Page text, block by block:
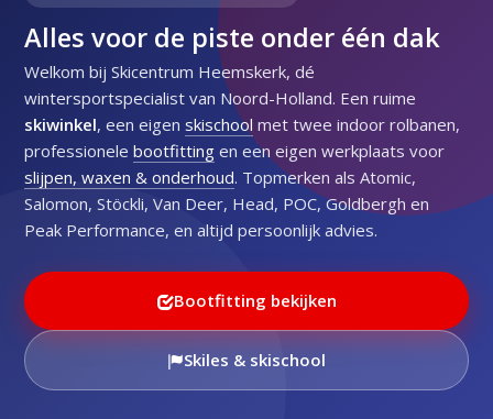
Alles voor de piste onder één dak
Welkom bij Skicentrum Heemskerk, dé
wintersportspecialist van Noord-Holland. Een ruime
skiwinkel, een eigen skischool met twee indoor rolbanen,
professionele bootfitting en een eigen werkplaats voor
slijpen, waxen & onderhoud. Topmerken als Atomic,
Salomon, Stöckli, Van Deer, Head, POC, Goldbergh en
Peak Performance, en altijd persoonlijk advies.
Bootfitting bekijken
Skiles & skischool